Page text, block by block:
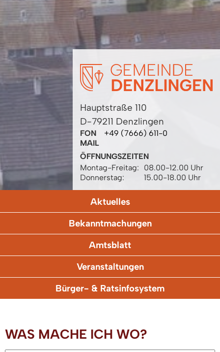
Hauptstraße 110
D-79211 Denzlingen
FON
+49 (7666) 611-0
MAIL
ÖFFNUNGSZEITEN
Montag-Freitag:
08.00-12.00 Uhr
Donnerstag:
15.00-18.00 Uhr
Aktuelles
Bekanntmachungen
Amtsblatt
Veranstaltungen
Bürger- & Ratsinfosystem
WAS MACHE ICH WO?